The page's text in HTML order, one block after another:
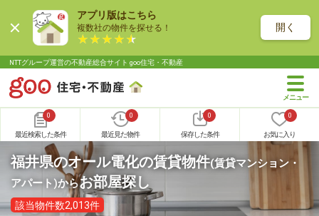
アプリ版はこちら
複数社の物件を探せる！ 開く
NTTグループ運営の不動産総合サイト goo住宅・不動産
0
最近検索した条件
0
最近見た物件
0
保存した条件
0
お気に入り
福井県のオール電化の賃貸物件(賃貸マンション・
アパート)からお部屋探し
該当物件数2,013件